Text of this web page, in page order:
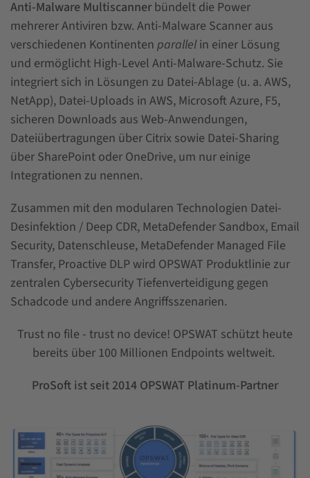
Anti-Malware Multiscannerbündelt die Power
mehrerer Antiviren bzw. Anti-Malware Scanner aus
verschiedenen Kontinenten parallel in einer Lösung
und ermöglicht High-Level Anti-Malware-Schutz. Sie
integriert sich in Lösungen zu Datei-Ablage (u. a. AWS,
NetApp), Datei-Uploads in AWS, Microsoft Azure, F5,
sicheren Downloads aus Web-Anwendungen,
Dateiübertragungen über Citrix sowie Datei-Sharing
über SharePoint oder OneDrive, um nur einige
Integrationen zu nennen.
Zusammen mit den modularen Technologien Datei-
Desinfektion / Deep CDR, MetaDefender Sandbox, Email
Security, Datenschleuse, MetaDefender Managed File
Transfer, Proactive DLP wird OPSWAT Produktlinie zur
zentralen Cybersecurity Tiefenverteidigung gegen
Schadcode und andere Angriffsszenarien.
Trust no file - trust no device! OPSWAT schützt heute
bereits über 100 Millionen Endpoints weltweit.
ProSoft ist seit 2014 OPSWAT Platinum-Partner